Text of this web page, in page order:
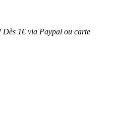
Dès 1€ via Paypal ou carte